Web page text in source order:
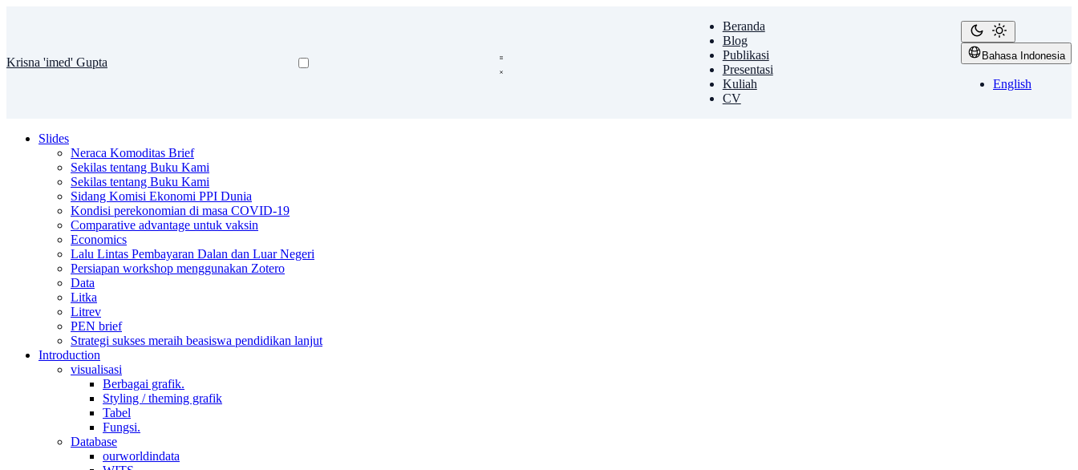
Krisna 'imed' Gupta
Beranda
Blog
Publikasi
Presentasi
Kuliah
CV
Bahasa Indonesia
English
Slides
Neraca Komoditas Brief
Sekilas tentang Buku Kami
Sekilas tentang Buku Kami
Sidang Komisi Ekonomi PPI Dunia
Kondisi perekonomian di masa COVID-19
Comparative advantage untuk vaksin
Economics
Lalu Lintas Pembayaran Dalan dan Luar Negeri
Persiapan workshop menggunakan Zotero
Data
Litka
Litrev
PEN brief
Strategi sukses meraih beasiswa pendidikan lanjut
Introduction
visualisasi
Berbagai grafik.
Styling / theming grafik
Tabel
Fungsi.
Database
ourworldindata